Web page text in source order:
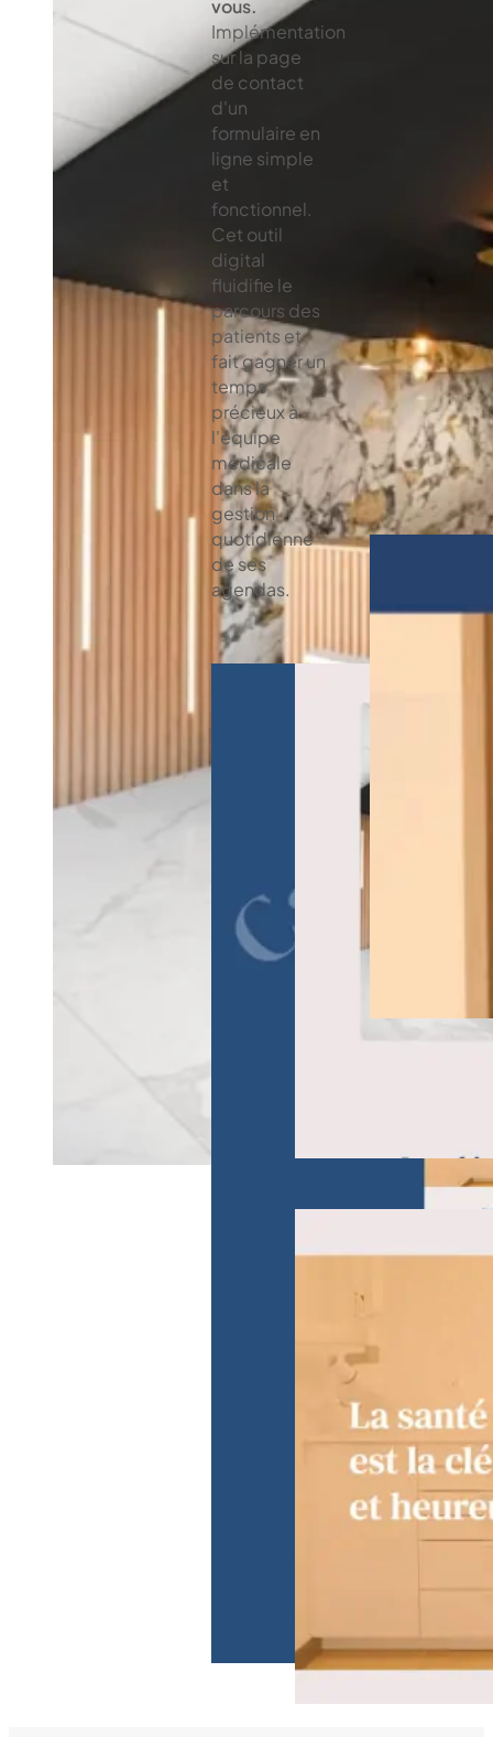
vous.
Implémentation
sur la page
de contact
d'un
formulaire en
ligne simple
et
fonctionnel.
Cet outil
digital
fluidifie le
parcours des
patients et
fait gagner un
temps
précieux à
l'équipe
médicale
dans la
gestion
quotidienne
de ses
agendas.